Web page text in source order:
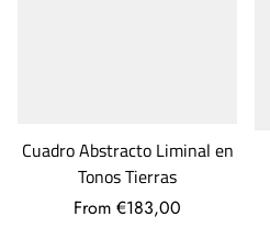
Cuadro Abstracto Liminal en
Tonos Tierras
From €183,00